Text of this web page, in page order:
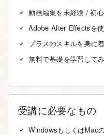
動画編集を未経験 / 初
Adobe After Effectsを
プラスのスキルを身に
無料で基礎を学習して
受講に必要なもの
WindowsもしくはMac